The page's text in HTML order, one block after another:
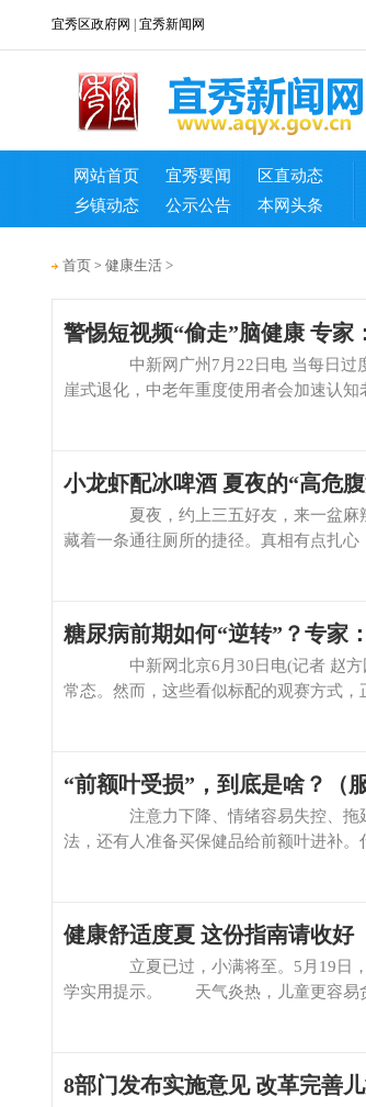
宜秀区政府网 宜秀新闻网
网站首页 宜秀要闻
区直动态
乡镇动态
公示公告 本网头条
首页 > 健康生活 >
警惕短视频“偷走”脑健康 专家
中新网广州7月22日电 当每日过度刷
崖式退化，中老年重度使用者会加速认
小龙虾配冰啤酒 夏夜的“高危
夏夜，约上三五好友，来一盆麻辣小
藏着一条通往厕所的捷径。真相有点扎
糖尿病前期如何“逆转”？专家
中新网北京6月30日电(记者 赵方园
常态。然而，这些看似标配的观赛方式
“前额叶受损”，到底是啥？（
注意力下降、情绪容易失控、拖延
法，还有人准备买保健品给前额叶进补
健康舒适度夏 这份指南请收好
立夏已过，小满将至。5月19日，国
学实用提示。 天气炎热，儿童更容易
8部门发布实施意见 改革完善